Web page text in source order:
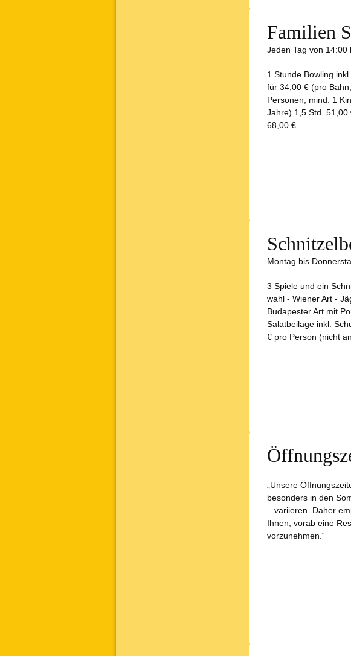
Familien
Jeden Tag von
1 Stunde Bowling
für 34,00 € (pro
Personen, mind. 1
Jahre) 1,5 Std. 51,00
68,00 €
Montag bis
3 Spiele und ein
wahl - Wiener Art -
Budapester Art mit
Salatbeilage inkl.
€ pro Person (nicht
„Unsere
besonders in den
– variieren. Daher
Ihnen, vorab eine
vorzunehmen.“